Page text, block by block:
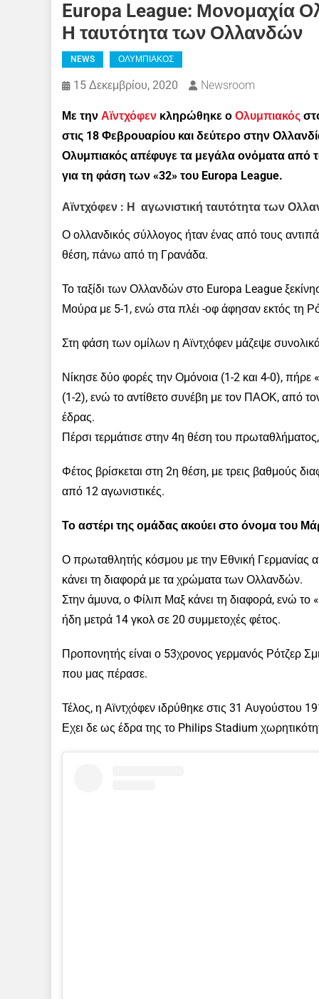
Europa League: Μονομαχία
Η ταυτότητα των Ολλανδών
NEWS ΟΛΥΜΠΙΑΚΟΣ
15 Δεκεμβρίου, 2020 Newsroom
Με την Αϊντχόφεν κληρώθηκε ο Ολυμπιακός
στις 18 Φεβρουαρίου και δεύτερο στην
Ολυμπιακός απέφυγε τα μεγάλα ονόματα από
για τη φάση των «32» του Europa League.
Αϊντχόφεν : Η αγωνιστική ταυτότητα των
Ο ολλανδικός σύλλογος ήταν ένας από τους
θέση, πάνω από τη Γρανάδα.
Το ταξίδι των Ολλανδών στο Europa League
Μούρα με 5-1, ενώ στα πλέι -οφ άφησαν εκτός τη
Στη φάση των ομίλων η Αϊντχόφεν μάζεψε
Νίκησε δύο φορές την Ομόνοια (1-2 και 4-0),
(1-2), ενώ το αντίθετο συνέβη με τον ΠΑΟΚ, από
έδρας.
Πέρσι τερμάτισε στην 4η θέση του
Φέτος βρίσκεται στη 2η θέση, με τρεις βαθμούς
από 12 αγωνιστικές.
Το αστέρι της ομάδας ακούει στο όνομα του
Ο πρωταθλητής κόσμου με την Εθνική Γερμανίας
κάνει τη διαφορά με τα χρώματα των Ολλανδών.
Στην άμυνα, ο Φίλιπ Μαξ κάνει τη διαφορά, ενώ το
ήδη μετρά 14 γκολ σε 20 συμμετοχές φέτος.
Προπονητής είναι ο 53χρονος γερμανός Ρότζερ
που μας πέρασε.
Τέλος, η Αϊντχόφεν ιδρύθηκε στις 31 Αυγούστου
Εχει δε ως έδρα της το Philips Stadium